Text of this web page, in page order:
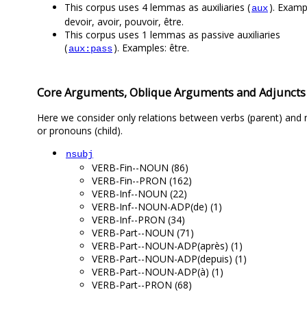
This corpus uses 4 lemmas as auxiliaries (aux).
devoir, avoir, pouvoir, être.
This corpus uses 1 lemmas as passive auxiliaries
(aux:pass). Examples: être.
Core Arguments, Oblique Arguments and Adjuncts
Here we consider only relations between verbs (parent) and
or pronouns (child).
nsubj
VERB-Fin--NOUN (86)
VERB-Fin--PRON (162)
VERB-Inf--NOUN (22)
VERB-Inf--NOUN-ADP(de) (1)
VERB-Inf--PRON (34)
VERB-Part--NOUN (71)
VERB-Part--NOUN-ADP(après) (1)
VERB-Part--NOUN-ADP(depuis) (1)
VERB-Part--NOUN-ADP(à) (1)
VERB-Part--PRON (68)